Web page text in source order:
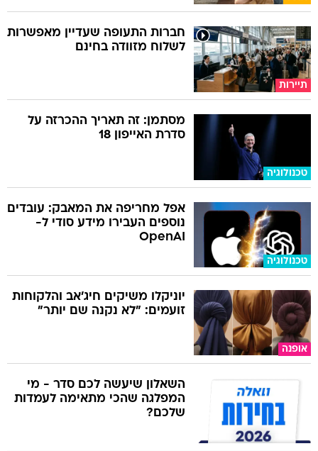
תיירות
חברות התעופה שעדיין מאפשרות
לשלוח מזוודה בחינם
טכנולוגיה
מסתמן: זה תאריך ההכרזה על
סדרת האייפון 18
טכנולוגיה
אפל מחריפה את המאבק: עובדים
נוספים העבירו מידע סודי ל-
OpenAI
אופנה
יוניקלו משיקים חיג'אב והלקוחות
זועמים: "לא נקנה שם יותר"
השאלון שיעשה לכם סדר - מי
המפלגה שהכי מתאימה לעמדות
שלכם?